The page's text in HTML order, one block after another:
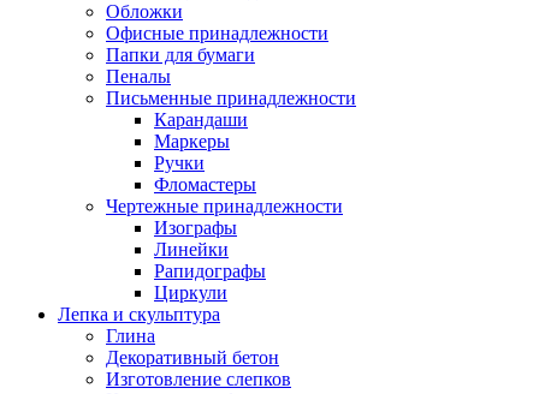
Обложки
Офисные принадлежности
Папки для бумаги
Пеналы
Письменные принадлежности
Карандаши
Маркеры
Ручки
Фломастеры
Чертежные принадлежности
Изографы
Линейки
Рапидографы
Циркули
Лепка и скульптура
Глина
Декоративный бетон
Изготовление слепков